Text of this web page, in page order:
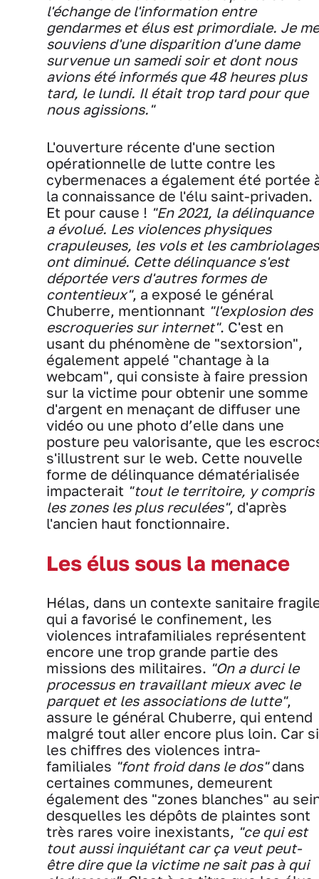
l'échange de l'information entre
gendarmes et élus est primordiale. Je me
souviens d'une disparition d'une dame
survenue un samedi soir et dont nous
avions été informés que 48 heures plus
tard, le lundi. Il était trop tard pour que
nous agissions."
L'ouverture récente d'une section
opérationnelle de lutte contre les
cybermenaces a également été portée
la connaissance de l'élu saint-privaden.
Et pour cause ! "En 2021, la délinquance
a évolué. Les violences physiques
crapuleuses, les vols et les cambriolages
ont diminué. Cette délinquance s'est
déportée vers d'autres formes de
contentieux", a exposé le général
Chuberre, mentionnant "l'explosion des
escroqueries sur internet". C'est en
usant du phénomène de "sextorsion",
également appelé "chantage à la
webcam", qui consiste à faire pression
sur la victime pour obtenir une somme
d'argent en menaçant de diffuser une
vidéo ou une photo d’elle dans une
posture peu valorisante, que les
s'illustrent sur le web. Cette nouvelle
forme de délinquance dématérialisée
impacterait "tout le territoire, y compris
les zones les plus reculées", d'après
l'ancien haut fonctionnaire.
Les élus sous la menace
Hélas, dans un contexte sanitaire
qui a favorisé le confinement, les
violences intrafamiliales représentent
encore une trop grande partie des
missions des militaires. "On a durci le
processus en travaillant mieux avec le
parquet et les associations de lutte",
assure le général Chuberre, qui entend
malgré tout aller encore plus loin. Car si
les chiffres des violences intra-
familiales "font froid dans le dos"dans
certaines communes, demeurent
également des "zones blanches" au
desquelles les dépôts de plaintes sont
très rares voire inexistants, "ce qui est
tout aussi inquiétant car ça veut peut-
être dire que la victime ne sait pas à qui